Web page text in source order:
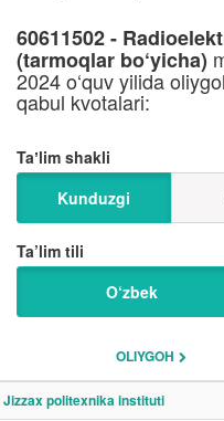
60611502 -
(tarmoqlar bo‘yicha)
2024 o‘quv yilida
qabul kvotalari:
Taʼlim shakli
Kunduzgi
Ta’lim tili
O‘zbek
OLIYGOH
Jizzax politexnika instituti